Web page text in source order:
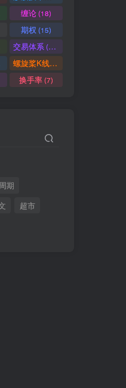
缠论(18)
期权 (15)
交易体系(12)
螺旋桨K线
(11)
换手率(7)
期
超市
概念指标代码图解
？炒股你必须懂的暗语！
上、水下是什么意思？
板战法的精髓